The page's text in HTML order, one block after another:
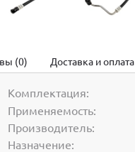
(0) Доставка и оплата
Комплектация:
Применяемость:
Производитель:
Назначение: